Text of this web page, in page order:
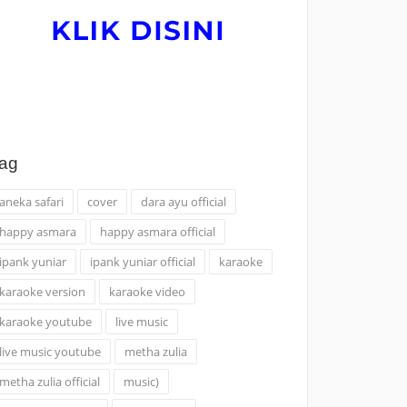
safari cover
dara ayu official
asmara
happy asmara official
yuniar
ipank yuniar official
karaoke
version
karaoke video
youtube
live music
music youtube
metha zulia
zulia official
music)